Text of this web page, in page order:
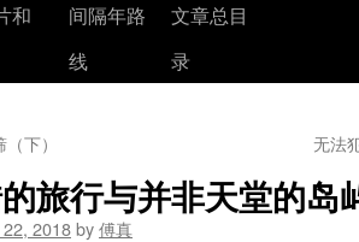
和
间隔年路
线
文章总目
录
下） 无法
旅行与并非天堂的岛
2018by傅真